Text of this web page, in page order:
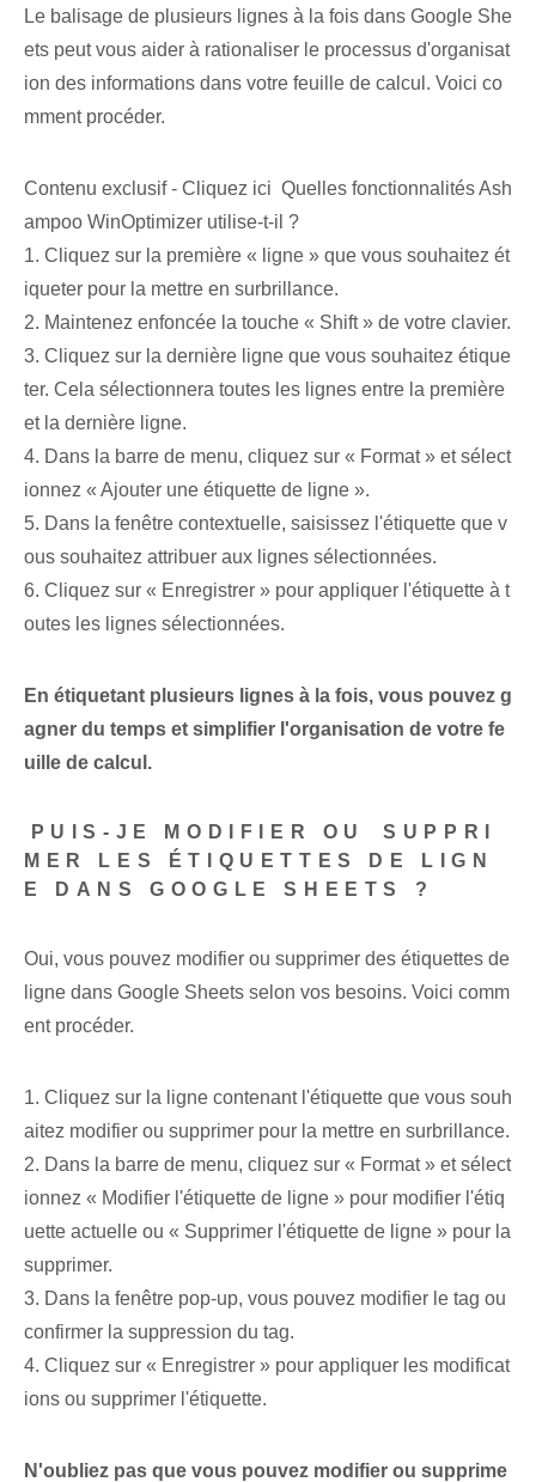
Le balisage de plusieurs lignes à la fois dans Google She
ets peut vous aider à rationaliser le processus d'organisat
ion des informations dans votre feuille de calcul. Voici co
mment procéder.
Contenu exclusif - Cliquez ici Quelles fonctionnalités Ash
ampoo WinOptimizer utilise-t-il ?
1. Cliquez sur la première « ligne » que vous souhaitez ét
iqueter pour la mettre en surbrillance.
2. ⁢Maintenez enfoncée la touche « Shift » de votre clavier.
3. Cliquez sur la dernière ligne que vous souhaitez étique
ter. Cela sélectionnera toutes les lignes entre la première
et la dernière ligne.
4. Dans la barre de menu⁤, cliquez sur « Format »⁢ et​ sélect
ionnez « Ajouter une étiquette de ligne ».
5.‌ Dans la ⁢fenêtre contextuelle, saisissez l'étiquette que v
ous souhaitez attribuer aux lignes sélectionnées⁣.
6. Cliquez sur « Enregistrer » pour appliquer l'étiquette à t
outes les lignes sélectionnées.
En étiquetant plusieurs lignes à la fois, vous pouvez g
agner du temps et simplifier l'organisation de votre fe
uille de calcul.
⁣PUIS-JE MODIFIER OU ⁤SUPPRI
MER‍ LES ÉTIQUETTES DE LIGN
E DANS GOOGLE SHEETS ?
Oui, vous pouvez modifier ou supprimer des étiquettes de
ligne dans Google Sheets selon vos besoins. Voici comm
ent procéder.
1. Cliquez sur la ligne contenant l'étiquette que vous souh
aitez modifier ou supprimer pour la mettre en surbrillance.
2. Dans la barre de menu, cliquez sur « Format » et sélect
ionnez « Modifier l'étiquette de ligne » pour modifier l'étiq
uette actuelle ou « Supprimer l'étiquette de ligne » pour la
supprimer.
3. ‌Dans la fenêtre pop-up, ‌vous pouvez modifier le ⁢tag ou
‌confirmer la suppression du tag.
4. Cliquez sur « Enregistrer » pour appliquer les modificat
ions ou supprimer l'étiquette.
N'oubliez pas que vous pouvez modifier ou supprime